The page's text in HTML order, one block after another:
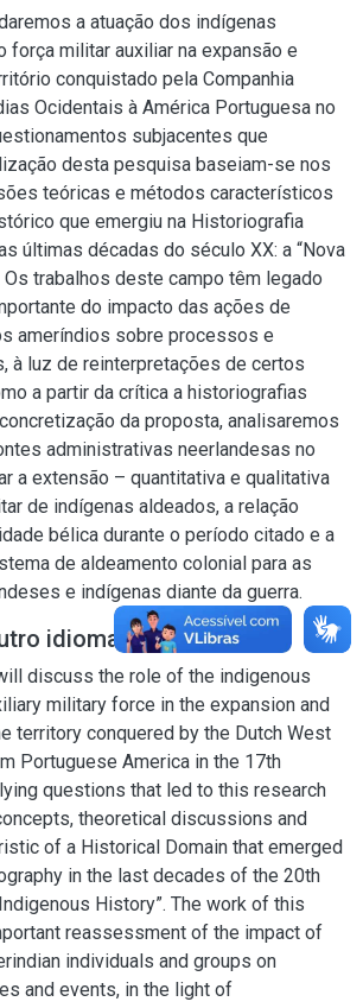
a atuação dos indígenas
força militar auxiliar na expansão e
conquistado pela Companhia
Ocidentais à América Portuguesa no
subjacentes que
desta pesquisa baseiam-se nos
teóricas e métodos característicos
que emergiu na Historiografia
últimas décadas do século XX: a “Nova
Os trabalhos deste campo têm legado
do impacto das ações de
ameríndios sobre processos e
à luz de reinterpretações de certos
a partir da crítica a historiografias
da proposta, analisaremos
administrativas neerlandesas no
a extensão – quantitativa e qualitativa
de indígenas aldeados, a relação
bélica durante o período citado e a
de aldeamento colonial para as
e indígenas diante da guerra.
idioma
discuss the role of the indigenous
military force in the expansion and
territory conquered by the Dutch West
Portuguese America in the 17th
questions that led to this research
theoretical discussions and
of a Historical Domain that emerged
in the last decades of the 20th
History”. The work of this
reassessment of the impact of
individuals and groups on
and events, in the light of